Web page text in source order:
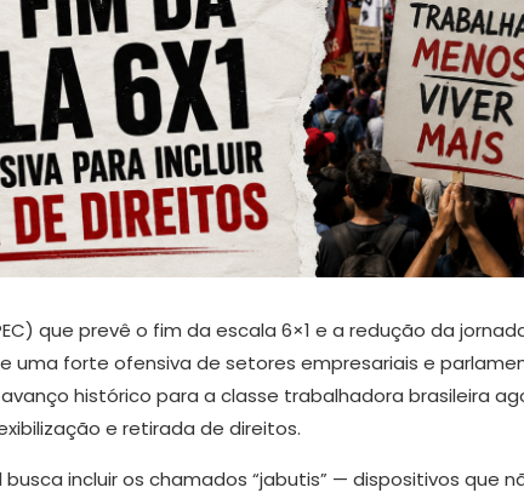
que prevê o fim da escala 6×1 e a redução da
uma forte ofensiva de setores empresariais e
histórico para a classe trabalhadora brasileira
e retirada de direitos.
incluir os chamados “jabutis” — dispositivos que